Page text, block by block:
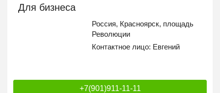
Для бизнеса
Россия, Красноярск, площадь
Революции
Контактное лицо: Евгений
+7(901)911-11-11